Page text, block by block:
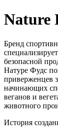
Nature
Бренд
безопасной
Натуре Фудс
приверженцев
начинающих
веганов и
животного
История